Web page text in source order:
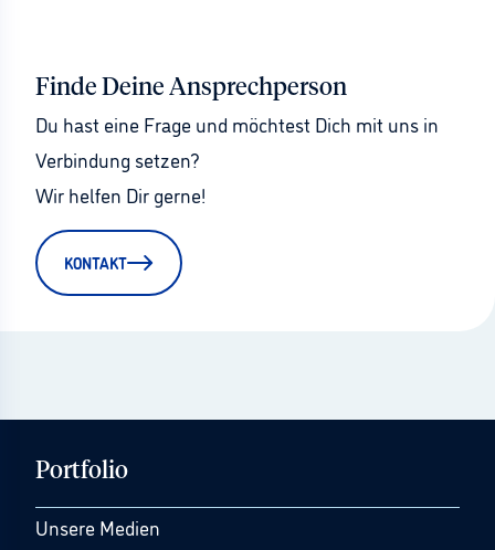
Finde Deine Ansprechperson
Du hast eine Frage und möchtest Dich mit uns in
Verbindung setzen?
Wir helfen Dir gerne!
KONTAKT
Portfolio
Unsere Medien